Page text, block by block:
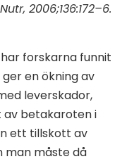
2006;136:172–6.
forskarna funnit
en ökning av
leverskador,
av betakaroten i
ett tillskott av
man måste då